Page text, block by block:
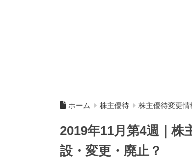
ホーム 株主優待 株主優待変更情
2019年11月第4週｜
設・変更・廃止？